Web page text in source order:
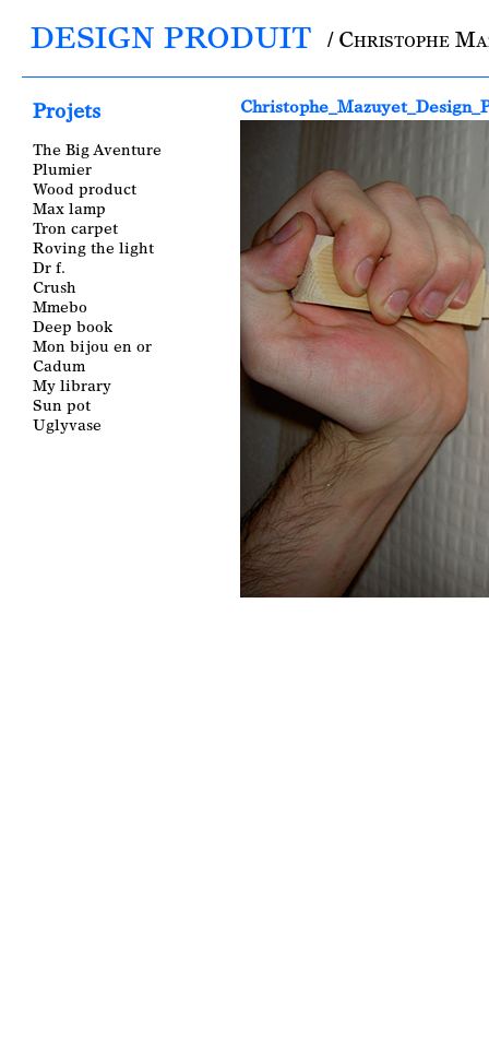
DESIGN PRODUIT / Christophe
Projets
The Big Aventure
Plumier
Wood product
Max lamp
Tron carpet
Roving the light
Dr f.
Crush
Mmebo
Deep book
Mon bijou en or
Cadum
My library
Sun pot
Uglyvase